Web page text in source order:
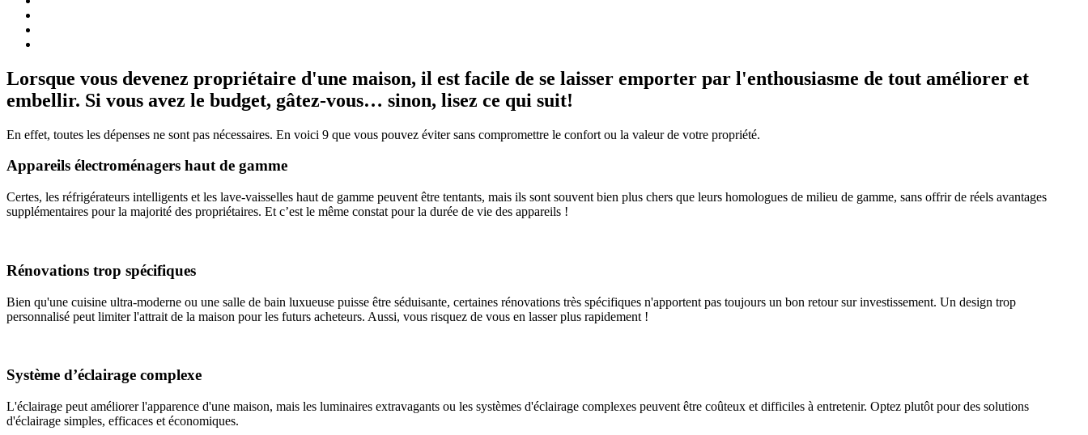
Lorsque vous devenez propriétaire d'une maison, il est facile de se laisser emporter par l'enthousiasme de tout améliorer et
embellir. Si vous avez le budget, gâtez-vous… sinon, lisez ce qui suit!
En effet, toutes les dépenses ne sont pas nécessaires. En voici 9 que vous pouvez éviter sans compromettre le confort ou la valeur de votre propriété.
Appareils électroménagers haut de gamme
Certes, les réfrigérateurs intelligents et les lave-vaisselles haut de gamme peuvent être tentants, mais ils sont souvent bien plus chers que leurs homologues de milieu de gamme, sans offrir de réels avantages
supplémentaires pour la majorité des propriétaires. Et c’est le même constat pour la durée de vie des appareils !
Rénovations trop spécifiques
Bien qu'une cuisine ultra-moderne ou une salle de bain luxueuse puisse être séduisante, certaines rénovations très spécifiques n'apportent pas toujours un bon retour sur investissement. Un design trop
personnalisé peut limiter l'attrait de la maison pour les futurs acheteurs. Aussi, vous risquez de vous en lasser plus rapidement !
Système d’éclairage complexe
L'éclairage peut améliorer l'apparence d'une maison, mais les luminaires extravagants ou les systèmes d'éclairage complexes peuvent être coûteux et difficiles à entretenir. Optez plutôt pour des solutions
d'éclairage simples, efficaces et économiques.